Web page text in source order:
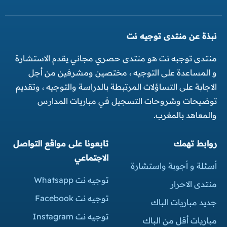
نبذة عن منتدى توجيه نت
منتدى توجبه نت هو منتدى حصري مجاني يقدم الاستشارة
و المساعدة على التوجيه ، مختصين ومشرفين من أجل
الاجابة على التساؤلات المرتبطة بالدراسة والتوجيه ، وتقديم
توضيحات وشروحات التسجيل في مباريات المدارس
والمعاهد بالمغرب.
روابط تهمك
أسئلة و أجوبة واستشارة
منتدى الاحرار
جديد مباريات الباك
مباريات أقل من الباك
تابعونا على مواقع التواصل
الاجتماعي
توجيه نت Whatsapp
توجيه نت Facebook
توجيه نت Instagram